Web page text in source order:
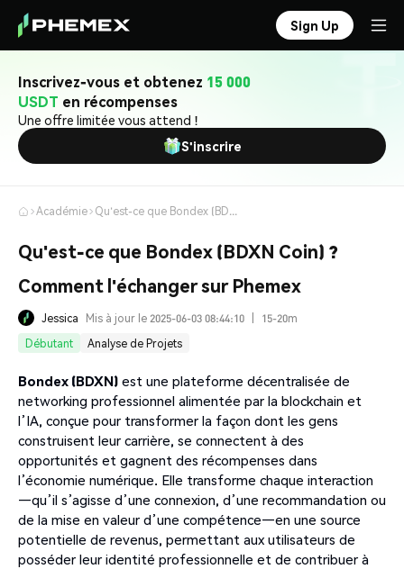
Sign Up
Inscrivez-vous et obtenez 15 000
USDT en récompenses
Une offre limitée vous attend !
S'inscrire
Académie Qu'est-ce que Bondex (BDXN Coin) ? Comment l'échanger sur Phemex
Qu'est-ce que Bondex (BDXN Coin) ?
Comment l'échanger sur Phemex
Jessica Mis à jour le 2025-06-03 08:44:10
15-20m
Débutant
Analyse de Projets
Bondex (BDXN) est une plateforme décentralisée de
networking professionnel alimentée par la blockchain et
l’IA, conçue pour transformer la façon dont les gens
construisent leur carrière, se connectent à des
opportunités et gagnent des récompenses dans
l’économie numérique. Elle transforme chaque interaction
—qu’il s’agisse d’une connexion, d’une recommandation ou
de la mise en valeur d’une compétence—en une source
potentielle de revenus, permettant aux utilisateurs de
posséder leur identité professionnelle et de contribuer à